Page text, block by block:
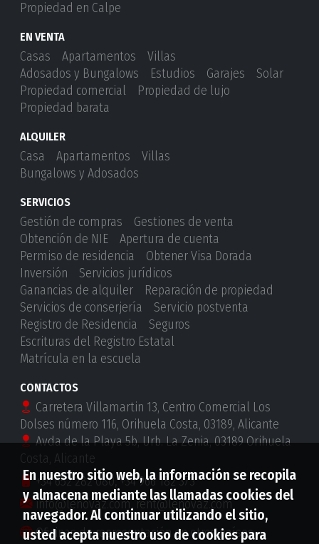
Propiedad en Calpe
EN VENTA
Casas Apartamentos
Villas
Adosados ​​y Bungalows
Estudios Garajes
Solar
Propiedad comercial
Propiedad de lujo
Propiedad barata
ALQUILER
Casa Apartamentos
Villas
Bungalows y Adosados
SERVICIOS
Gestión de compras
Gestiones de venta
Obtención de NIE
Apertura de cuenta
Permiso de residencia
Obtener Visa Dorada
Inversión
Servicios jurídicos
Ganancias de alquiler
Reparación de propiedad
Servicios de conserjería
Servicio postventa
Registro de Residencia
Seguros
Escrituras del Registro Estatal
Matrícula en la escuela
CONTACTOS
Carretera Villamartin 13, Centro Comercial Los
Dolses número 116, Orihuela Costa, 03189, Alicante
Avda de la Playa 5b, Urb. La Zenia, 03189 Orihuela
Costa, Alicante
+34 652 282 080,+34 966 182 373
info@lenovaz.com,rent@lenovaz.com
Oficinas de representación en otros países
En nuestro sitio web, la información se recopila
y almacena mediante las llamadas cookies del
navegador. Al continuar utilizando el sitio,
usted acepta nuestro uso de cookies para